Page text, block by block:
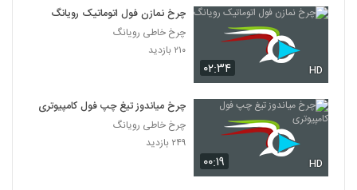
۰۲:۳۴ HD
چرخ نمازن فول اتوماتیک رویانگ
چرخ خاطی رویانگ
۲۱۰ بازدید
۰۰:۱۹ HD
چرخ میاندوز تیغ چپ فول کامپیوتری
چرخ خاطی رویانگ
۲۴۹ بازدید